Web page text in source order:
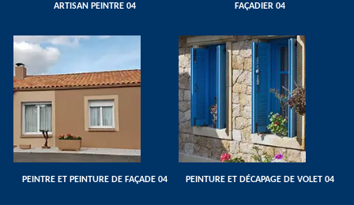
ARTISAN PEINTRE 04 FAÇADIER 04
PEINTRE ET PEINTURE DE FAÇADE 04 PEINTURE ET DÉCAPAGE DE VOLET 04